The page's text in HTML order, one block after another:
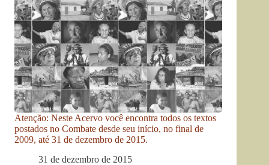
Atenção: Neste Acervo você encontra todos os textos
postados no Combate desde seu início, no final de
2009, até 31 de dezembro de 2015.
31 de dezembro de 2015